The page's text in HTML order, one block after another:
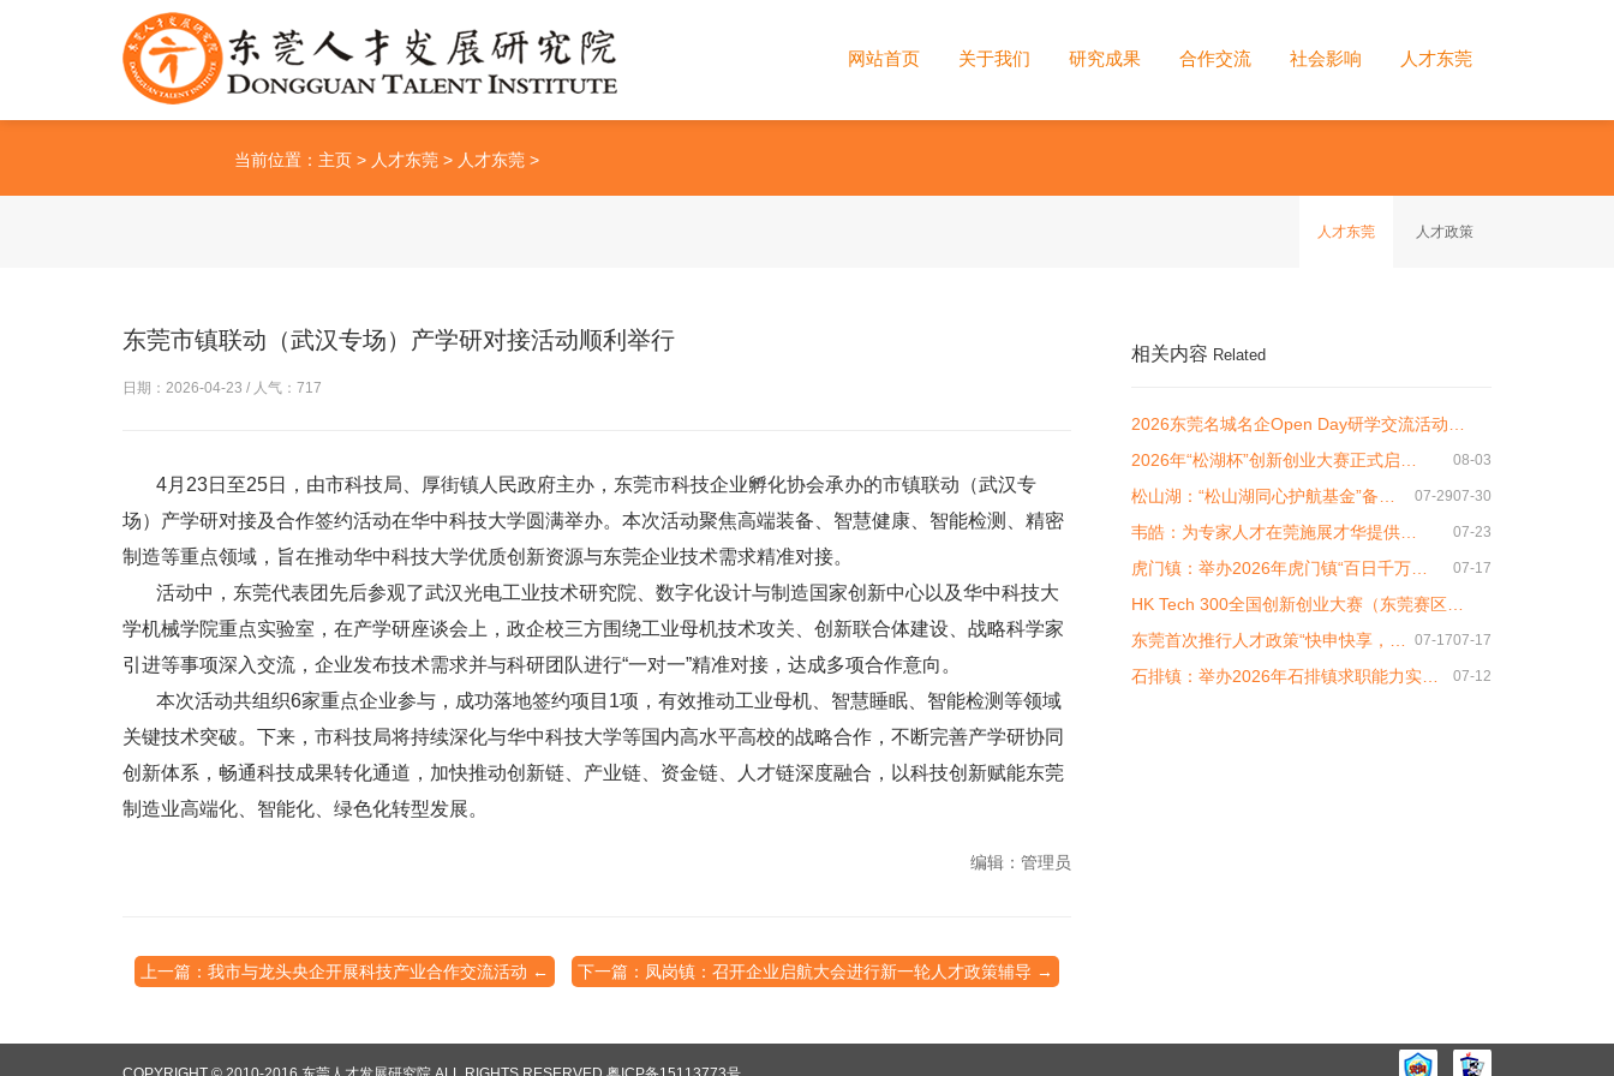
网站首页 关于我们 研究成果 合作交流 社会影响 人才东莞
当前位置： 主页 > 人才东莞 > 人才东莞 >
人才东莞 人才政策
东莞市镇联动（武汉专场）产学研对接活动顺利举行
日期：2026-04-23 / 人气： 717
4月23日至25日，由市科技局、厚街镇人民政府主办，东莞市科技企业孵化协会承办的市镇联动（武汉专
场）产学研对接及合作签约活动在华中科技大学圆满举办。本次活动聚焦高端装备、智慧健康、智能检测、精密
制造等重点领域，旨在推动华中科技大学优质创新资源与东莞企业技术需求精准对接。
活动中，东莞代表团先后参观了武汉光电工业技术研究院、数字化设计与制造国家创新中心以及华中科技大
学机械学院重点实验室，在产学研座谈会上，政企校三方围绕工业母机技术攻关、创新联合体建设、战略科学家
引进等事项深入交流，企业发布技术需求并与科研团队进行“一对一”精准对接，达成多项合作意向。
本次活动共组织6家重点企业参与，成功落地签约项目1项，有效推动工业母机、智慧睡眠、智能检测等领域
关键技术突破。下来，市科技局将持续深化与华中科技大学等国内高水平高校的战略合作，不断完善产学研协同
创新体系，畅通科技成果转化通道，加快推动创新链、产业链、资金链、人才链深度融合，以科技创新赋能东莞
制造业高端化、智能化、绿色化转型发展。
编辑：管理员
上一篇：我市与龙头央企开展科技产业合作交流活动 ← 下一篇：凤岗镇：召开企业启航大会进行新一轮人才政策辅导 →
相关内容 Related
2026东莞名城名企Open Day研学交流活动…
08-03
2026年“松湖杯”创新创业大赛正式启…
07-30
松山湖：“松山湖同心护航基金”备… 07-29
韦皓：为专家人才在莞施展才华提供… 07-23
虎门镇：举办2026年虎门镇“百日千万… 07-17
HK Tech 300全国创新创业大赛（东莞赛区…
07-17
东莞首次推行人才政策“快申快享，… 07-17
石排镇：举办2026年石排镇求职能力实… 07-12